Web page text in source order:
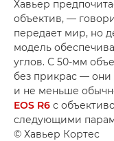
Хавьер
объектив, —
передает мир, но
модель
углов. С 50-мм
без прикрас — они
и не меньше
EOS R6 с
следующими
© Хавьер Кортес